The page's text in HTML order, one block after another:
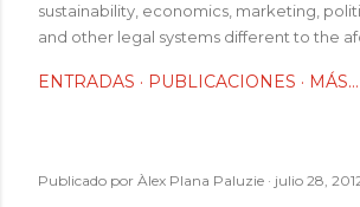
sustainability, economics, marketing,
and other legal systems different to the
ENTRADAS PUBLICACIONES MÁS…
Publicado por Àlex Plana Paluzie julio 28,